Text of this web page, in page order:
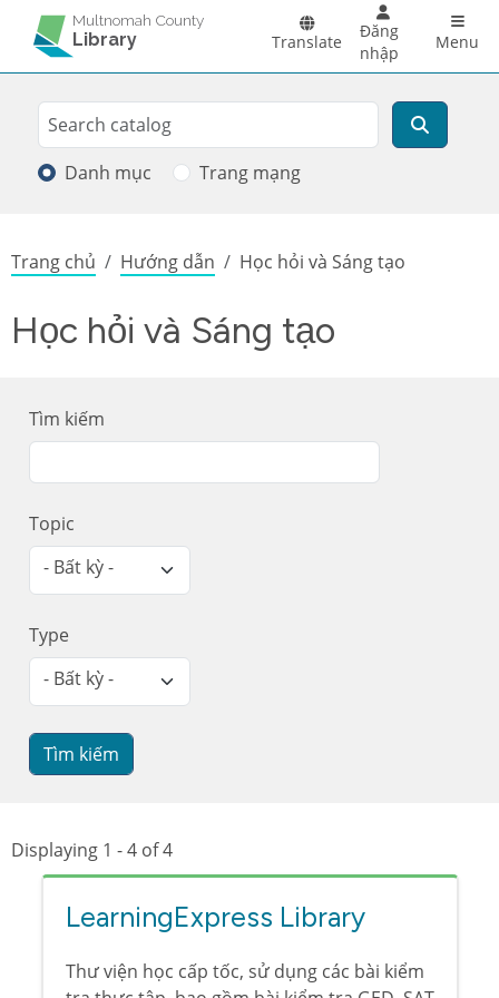
Skip to main content
Multnomah County
Library Translate
Đăng
nhập
Menu
Search
Tìm kiếm
Danh mục Trang mạng
Breadcrumb
Trang chủ Hướng dẫn Học hỏi và Sáng tạo
Học hỏi và Sáng tạo
Tìm kiếm
Topic
- Bất kỳ -
Type
- Bất kỳ -
Displaying 1 - 4 of 4
LearningExpress Library
Thư viện học cấp tốc, sử dụng các bài kiểm